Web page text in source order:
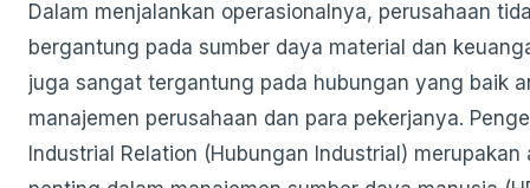
Dalam menjalankan operasionalnya, perusahaan
bergantung pada sumber daya material dan
juga sangat tergantung pada hubungan yang baik
manajemen perusahaan dan para pekerjanya.
Industrial Relation (Hubungan Industrial) merupakan